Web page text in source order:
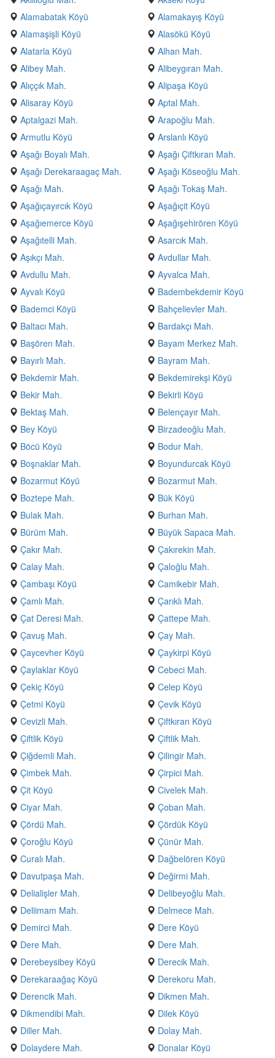
Alamabatak Köyü
Alamakayış Köyü
Alamaşişli Köyü
Alasökü Köyü
Alatarla Köyü
Alhan Mah.
Alibey Mah.
Alibeygıran Mah.
Alıççık Mah.
Alipaşa Köyü
Alisaray Köyü
Aptal Mah.
Aptalgazi Mah.
Arapoğlu Mah.
Armutlu Köyü
Arslanlı Köyü
Aşağı Boyalı Mah.
Aşağı Çiftkıran Mah.
Aşağı Derekaraagaç Mah.
Aşağı Köseoğlu Mah.
Aşağı Mah.
Aşağı Tokaş Mah.
Aşağıçayırcık Köyü
Aşağıçit Köyü
Aşağıemerce Köyü
Aşağışehirören Köyü
Aşağıtelli Mah.
Asarcık Mah.
Aşıkçı Mah.
Avdullar Mah.
Avdullu Mah.
Ayvalca Mah.
Ayvalı Köyü
Badembekdemir Köyü
Bademci Köyü
Bahçelievler Mah.
Baltacı Mah.
Bardakçı Mah.
Başören Mah.
Bayam Merkez Mah.
Bayırlı Mah.
Bayram Mah.
Bekdemir Mah.
Bekdemirekşi Köyü
Bekir Mah.
Bekirli Köyü
Bektaş Mah.
Belençayır Mah.
Bey Köyü
Birzadeoğlu Mah.
Böcü Köyü
Bodur Mah.
Boşnaklar Mah.
Boyundurcak Köyü
Bozarmut Köyü
Bozarmut Mah.
Boztepe Mah.
Bük Köyü
Bulak Mah.
Burhan Mah.
Bürüm Mah.
Büyük Sapaca Mah.
Çakır Mah.
Çakırekin Mah.
Calay Mah.
Çaloğlu Mah.
Çambaşı Köyü
Camikebir Mah.
Çamlı Mah.
Çarıklı Mah.
Çat Deresi Mah.
Çattepe Mah.
Çavuş Mah.
Çay Mah.
Çaycevher Köyü
Çaykirpi Köyü
Çaylaklar Köyü
Cebeci Mah.
Çekiç Köyü
Celep Köyü
Çetmi Köyü
Çevik Köyü
Cevizli Mah.
Çiftkıran Köyü
Çiftlik Köyü
Çiftlik Mah.
Çiğdemli Mah.
Çilingir Mah.
Çimbek Mah.
Çirpici Mah.
Çit Köyü
Civelek Mah.
Ciyar Mah.
Çoban Mah.
Çördü Mah.
Çördük Köyü
Çoroğlu Köyü
Çünür Mah.
Curalı Mah.
Dağbelören Köyü
Davutpaşa Mah.
Değirmi Mah.
Delialişler Mah.
Delibeyoğlu Mah.
Deliimam Mah.
Delmece Mah.
Demirci Mah.
Dere Köyü
Dere Mah.
Dere Mah.
Derebeysibey Köyü
Derecik Mah.
Derekaraağaç Köyü
Derekoru Mah.
Derencik Mah.
Dikmen Mah.
Dikmendibi Mah.
Dilek Köyü
Diller Mah.
Dolay Mah.
Dolaydere Mah.
Donalar Köyü